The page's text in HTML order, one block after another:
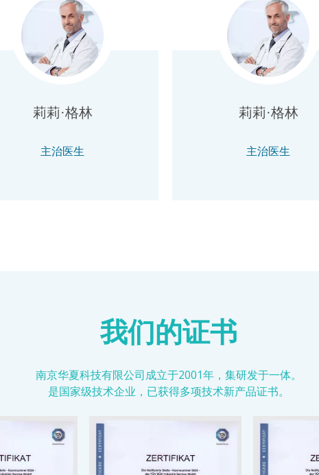
莉莉·格林
主治医生
莉莉·格林
主治医生
我们的证书
南京华夏科技有限公司成立于2001年，集研发于一体。
是国家级技术企业，已获得多项技术新产品证书。